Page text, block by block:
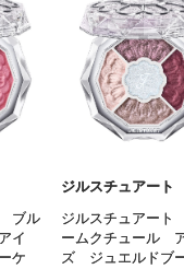
ブル
イ
ケ
ジルスチュアート
ジルスチュアー
ームクチュール
ズ ジュエルドブ